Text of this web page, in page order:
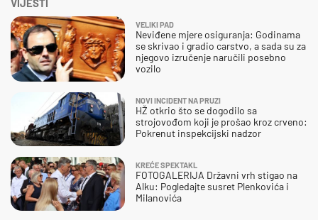
VIJESTI
VELIKI PAD
Neviđene mjere osiguranja: Godinama
se skrivao i gradio carstvo, a sada su za
njegovo izručenje naručili posebno
vozilo
NOVI INCIDENT NA PRUZI
HŽ otkrio što se dogodilo sa
strojovođom koji je prošao kroz crveno:
Pokrenut inspekcijski nadzor
KREĆE SPEKTAKL
FOTOGALERIJA Državni vrh stigao na
Alku: Pogledajte susret Plenkovića i
Milanovića